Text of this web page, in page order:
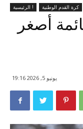
الرئيسية ! كرة القدم الوطنية
أصغر
يونيو 5, 2026 19:16